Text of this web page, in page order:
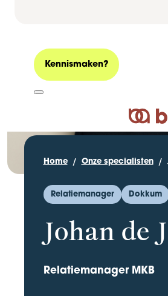
Logo
Kennismaken?
Home Onze specialisten
Relatiemanager Dokkum
Johan de
Relatiemanager MKB